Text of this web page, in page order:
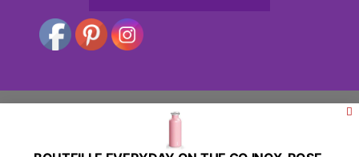
Fièrement propulsé parWordPress